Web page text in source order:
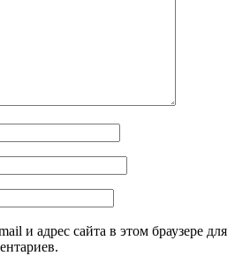
и адрес сайта в этом браузере для